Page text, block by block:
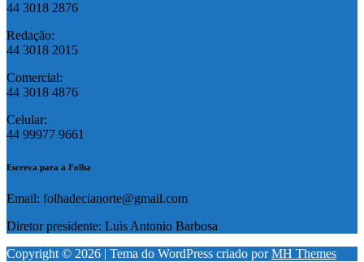
44 3018 2876
Redação:
44 3018 2015
Comercial:
44 3018 4876
Celular:
44 99977 9661
Escreva para a Folha
Email: folhadecianorte@gmail.com
Diretor presidente: Luis Antonio Barbosa
Copyright © 2026 | Tema do WordPress criado porMH Themes